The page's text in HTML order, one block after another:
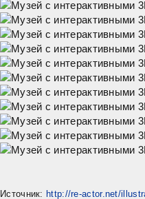
Источник: http://re-actor.net/